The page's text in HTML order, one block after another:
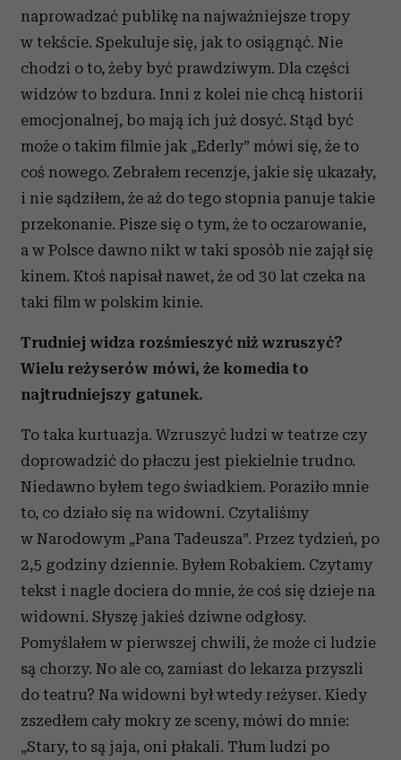
naprowadzać publikę na najważniejsze tropy
w tekście. Spekuluje się, jak to osiągnąć. Nie
chodzi o to, żeby być prawdziwym. Dla części
widzów to bzdura. Inni z kolei nie chcą historii
emocjonalnej, bo mają ich już dosyć. Stąd być
może o takim filmie jak „Ederly” mówi się, że to
coś nowego. Zebrałem recenzje, jakie się ukazały,
i nie sądziłem, że aż do tego stopnia panuje takie
przekonanie. Pisze się o tym, że to oczarowanie,
a w Polsce dawno nikt w taki sposób nie zajął się
kinem. Ktoś napisał nawet, że od 30 lat czeka na
taki film w polskim kinie.
Trudniej widza rozśmieszyć niż wzruszyć?
Wielu reżyserów mówi, że komedia to
najtrudniejszy gatunek.
To taka kurtuazja. Wzruszyć ludzi w teatrze czy
doprowadzić do płaczu jest piekielnie trudno.
Niedawno byłem tego świadkiem. Poraziło mnie
to, co działo się na widowni. Czytaliśmy
w Narodowym „Pana Tadeusza”. Przez tydzień, po
2,5 godziny dziennie. Byłem Robakiem. Czytamy
tekst i nagle dociera do mnie, że coś się dzieje na
widowni. Słyszę jakieś dziwne odgłosy.
Pomyślałem w pierwszej chwili, że może ci ludzie
są chorzy. No ale co, zamiast do lekarza przyszli
do teatru? Na widowni był wtedy reżyser. Kiedy
zszedłem cały mokry ze sceny, mówi do mnie:
„Stary, to są jaja, oni płakali. Tłum ludzi po